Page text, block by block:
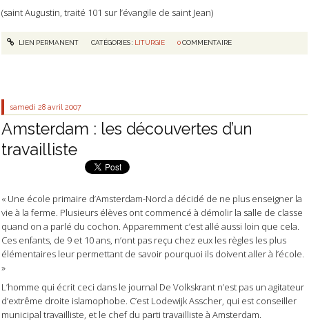
(saint Augustin, traité 101 sur l’évangile de saint Jean)
LIEN PERMANENT CATÉGORIES : LITURGIE 0COMMENTAIRE
samedi 28 avril 2007
Amsterdam : les découvertes d’un
travailliste
« Une école primaire d’Amsterdam-Nord a décidé de ne plus enseigner la
vie à la ferme. Plusieurs élèves ont commencé à démolir la salle de classe
quand on a parlé du cochon. Apparemment c’est allé aussi loin que cela.
Ces enfants, de 9 et 10 ans, n’ont pas reçu chez eux les règles les plus
élémentaires leur permettant de savoir pourquoi ils doivent aller à l’école.
»
L’homme qui écrit ceci dans le journal De Volkskrant n’est pas un agitateur
d’extrême droite islamophobe. C’est Lodewijk Asscher, qui est conseiller
municipal travailliste, et le chef du parti travailliste à Amsterdam.